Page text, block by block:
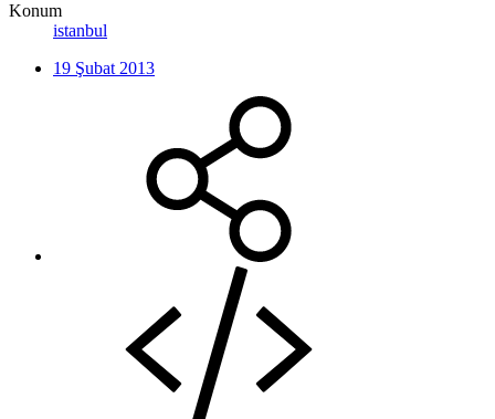
Konum
istanbul
19 Şubat 2013